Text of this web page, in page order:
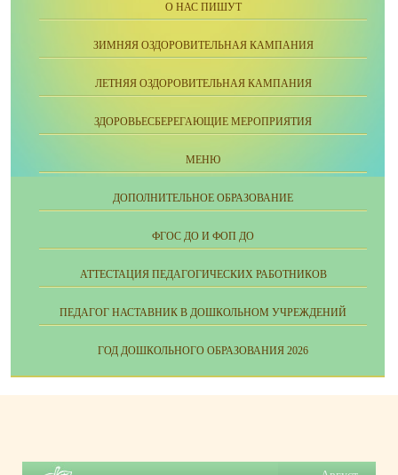
О НАС ПИШУТ
ЗИМНЯЯ ОЗДОРОВИТЕЛЬНАЯ КАМПАНИЯ
ЛЕТНЯЯ ОЗДОРОВИТЕЛЬНАЯ КАМПАНИЯ
ЗДОРОВЬЕСБЕРЕГАЮЩИЕ МЕРОПРИЯТИЯ
МЕНЮ
ДОПОЛНИТЕЛЬНОЕ ОБРАЗОВАНИЕ
ФГОС ДО И ФОП ДО
АТТЕСТАЦИЯ ПЕДАГОГИЧЕСКИХ РАБОТНИКОВ
ПЕДАГОГ НАСТАВНИК В ДОШКОЛЬНОМ УЧРЕЖДЕНИЙ
ГОД ДОШКОЛЬНОГО ОБРАЗОВАНИЯ 2026